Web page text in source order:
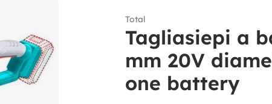
Total
Tagliasiepi a
mm 20V
one battery